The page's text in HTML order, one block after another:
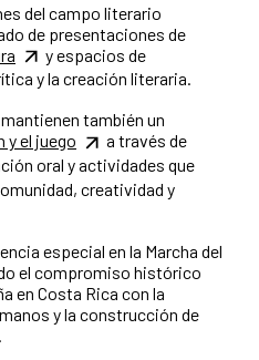
del campo literario
de presentaciones de
y espacios de
y la creación literaria.
también un
y el juego
a través de
oral y actividades que
creatividad y
especial en la Marcha del
el compromiso histórico
en Costa Rica con la
y la construcción de